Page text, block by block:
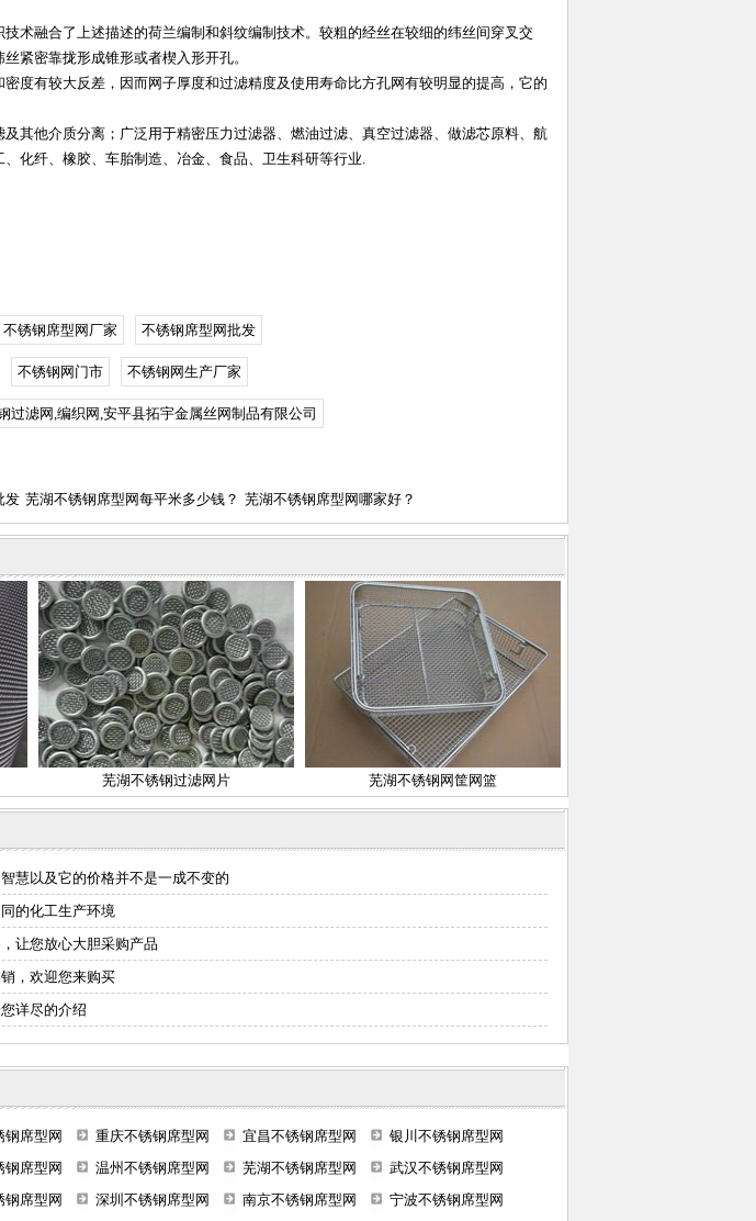
术融合了上述描述的荷兰编制和斜纹编制技术。较粗的经丝在较细的纬丝间穿叉交
紧密靠拢形成锥形或者楔入形开孔。
度有较大反差，因而网子厚度和过滤精度及使用寿命比方孔网有较明显的提高，它的
其他介质分离；广泛用于精密压力过滤器、燃油过滤、真空过滤器、做滤芯原料、航
化纤、橡胶、车胎制造、冶金、食品、卫生科研等行业.
不锈钢席型网厂家 不锈钢席型网批发
不锈钢网门市 不锈钢网生产厂家
过滤网,编织网,安平县拓宇金属丝网制品有限公司
发 芜湖不锈钢席型网每平米多少钱？ 芜湖不锈钢席型网哪家好？
芜湖不锈钢过滤网片 芜湖不锈钢网筐网篮
慧以及它的价格并不是一成不变的
的化工生产环境
让您放心大胆采购产品
，欢迎您来购买
详尽的介绍
钢席型网 重庆不锈钢席型网 宜昌不锈钢席型网
银川不锈钢席型网
钢席型网 温州不锈钢席型网 芜湖不锈钢席型网
武汉不锈钢席型网
钢席型网 深圳不锈钢席型网 南京不锈钢席型网 宁波不锈钢席型网